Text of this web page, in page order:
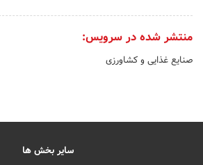
منتشر شده در سرویس:
صنایع غذایی و کشاورزی
سایر بخش ها